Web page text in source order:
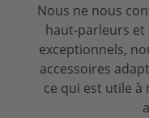
Nous ne nous
haut-parleurs et
exceptionnels,
accessoires
ce qui est utile à